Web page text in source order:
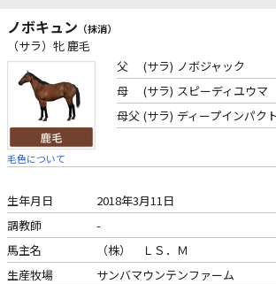
ノボキュン （抹消）
（サラ）牝 鹿毛
毛色について
父 (サラ) ノボジャック
母
(サラ) スピーディユウマ
母父 (サラ) ディープインパクト
生年月日
2018年3月11日
調教師
-
馬主名
（株） ＬＳ．Ｍ
生産牧場
サンバマウンテンファーム